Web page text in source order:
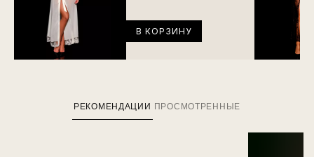
В КОРЗИНУ
РЕКОМЕНДАЦИИ ПРОСМОТРЕННЫЕ